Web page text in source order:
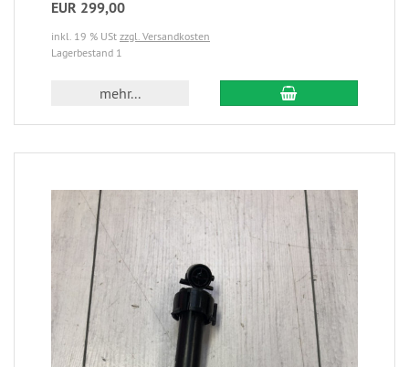
EUR 299,00
inkl. 19 % USt zzgl. Versandkosten
Lagerbestand 1
mehr...